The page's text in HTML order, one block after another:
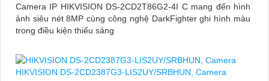
Camera IP HIKVISION DS-2CD2T86G2-4I C mang đến hình
ảnh siêu nét 8MP cùng công nghệ DarkFighter ghi hình màu
trong điều kiện thiếu sáng